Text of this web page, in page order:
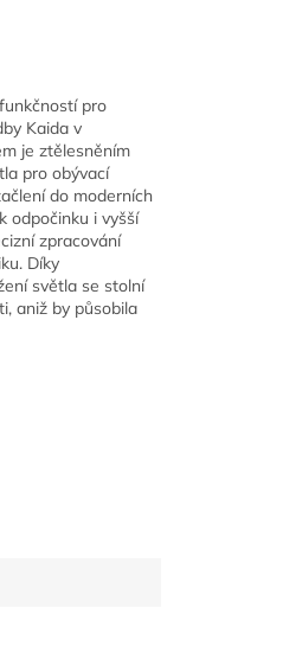
pro
Kaida v
je ztělesněním
pro obývací
do moderních
odpočinku i vyšší
zpracování
Díky
světla se stolní
aniž by působila